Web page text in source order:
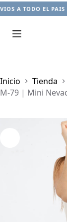
TODO EL PAIS
Inicio
Tienda
M-79 | Mini